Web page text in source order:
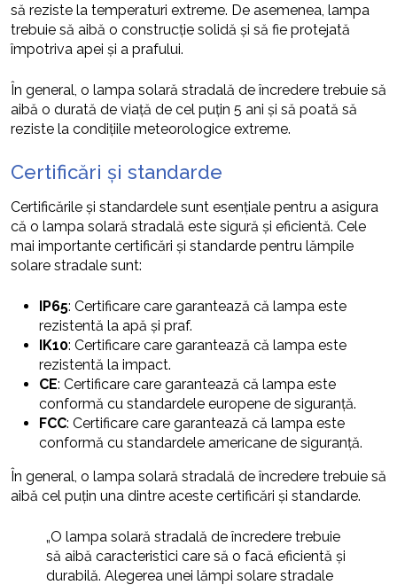
să reziste la temperaturi extreme. De asemenea, lampa
trebuie să aibă o construcție solidă și să fie protejată
împotriva apei și a prafului.
În general, o lampa solară stradală de încredere trebuie să
aibă o durată de viață de cel puțin 5 ani și să poată să
reziste la condițiile meteorologice extreme.
Certificări și standarde
Certificările și standardele sunt esențiale pentru a asigura
că o lampa solară stradală este sigură și eficientă. Cele
mai importante certificări și standarde pentru lămpile
solare stradale sunt:
IP65: Certificare care garantează că lampa este
rezistentă la apă și praf.
IK10: Certificare care garantează că lampa este
rezistentă la impact.
CE: Certificare care garantează că lampa este
conformă cu standardele europene de siguranță.
FCC: Certificare care garantează că lampa este
conformă cu standardele americane de siguranță.
În general, o lampa solară stradală de încredere trebuie să
aibă cel puțin una dintre aceste certificări și standarde.
„O lampa solară stradală de încredere trebuie
să aibă caracteristici care să o facă eficientă și
durabilă. Alegerea unei lămpi solare stradale